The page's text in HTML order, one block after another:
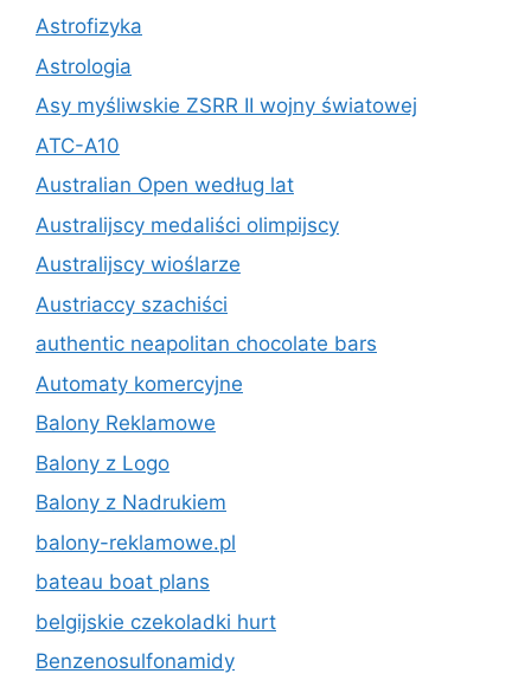
Astrofizyka
Astrologia
Asy myśliwskie ZSRR II wojny światowej
ATC-A10
Australian Open według lat
Australijscy medaliści olimpijscy
Australijscy wioślarze
Austriaccy szachiści
authentic neapolitan chocolate bars
Automaty komercyjne
Balony Reklamowe
Balony z Logo
Balony z Nadrukiem
balony-reklamowe.pl
bateau boat plans
belgijskie czekoladki hurt
Benzenosulfonamidy